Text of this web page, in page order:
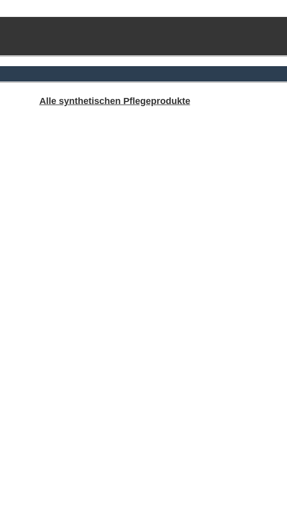
Alle synthetischen Pflegeprodukte